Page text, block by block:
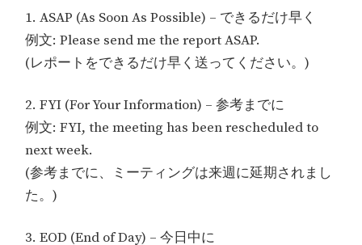
1. ASAP (As Soon As Possible) – できるだけ早く
例文: Please send me the report ASAP.
(レポートをできるだけ早く送ってください。)
2. FYI (For Your Information) – 参考までに
例文: FYI, the meeting has been rescheduled to
next week.
(参考までに、ミーティングは来週に延期されまし
た。)
3. EOD (End of Day) – 今日中に